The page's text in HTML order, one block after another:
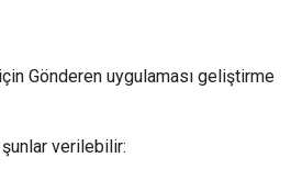
Gönderen uygulaması geliştirme
şunlar verilebilir: